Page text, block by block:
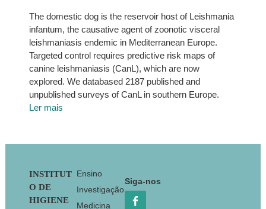
The domestic dog is the reservoir host of Leishmania
infantum, the causative agent of zoonotic visceral
leishmaniasis endemic in Mediterranean Europe.
Targeted control requires predictive risk maps of
canine leishmaniasis (CanL), which are now
explored. We databased 2187 published and
unpublished surveys of CanL in southern Europe.
Ler mais
Footer
INSTITUT
O DE
HIGIENE
Ensino
Investigação
Medicina
Siga-nos